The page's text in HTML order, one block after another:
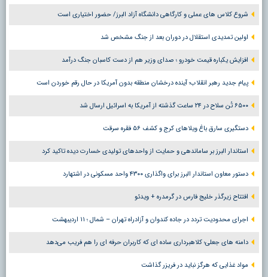
شروع کلاس های عملی و کارگاهی دانشگاه آزاد البرز/ حضور اختیاری است
اولین تمدیدی استقلال در دوران بعد از جنگ مشخص شد
افزایش یکباره قیمت خودرو ؛ صدای وزیر هم از دست کاسبان جنگ درآمد
پیام جدید رهبر انقلاب؛ آینده درخشان منطقه بدون آمریکا در حال رقم خوردن است
۶۵۰۰ تُن سلاح در ۲۴ ساعت گذشته از آمریکا به اسرائیل ارسال شد
دستگیری سارق باغ ویلاهای کرج و کشف ۵۶ فقره سرقت
استاندار البرز بر ساماندهی و حمایت از واحدهای تولیدی خسارت دیده تاکید کرد
دستور معاون استاندار البرز برای واگذاری ۴۳۰۰ واحد مسکونی در اشتهارد
افتتاح زیرگذر خلیج فارس در گرمدره + ویدئو
اجرای محدودیت تردد در جاده کندوان و آزادراه تهران – شمال ؛ ١١ اردیبهشت
دامنه های جعلی؛ کلاهبرداری ساده ای که کاربران حرفه ای را هم فریب می‌دهد
مواد غذایی که هرگز نباید در فریزر گذاشت